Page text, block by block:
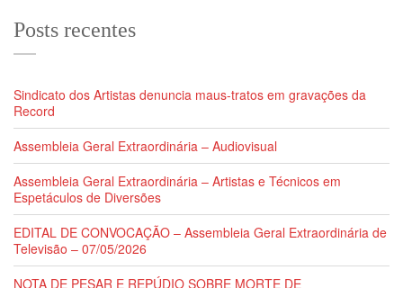
Posts recentes
Sindicato dos Artistas denuncia maus-tratos em gravações da
Record
Assembleia Geral Extraordinária – Audiovisual
Assembleia Geral Extraordinária – Artistas e Técnicos em
Espetáculos de Diversões
EDITAL DE CONVOCAÇÃO – Assembleia Geral Extraordinária de
Televisão – 07/05/2026
NOTA DE PESAR E REPÚDIO SOBRE MORTE DE